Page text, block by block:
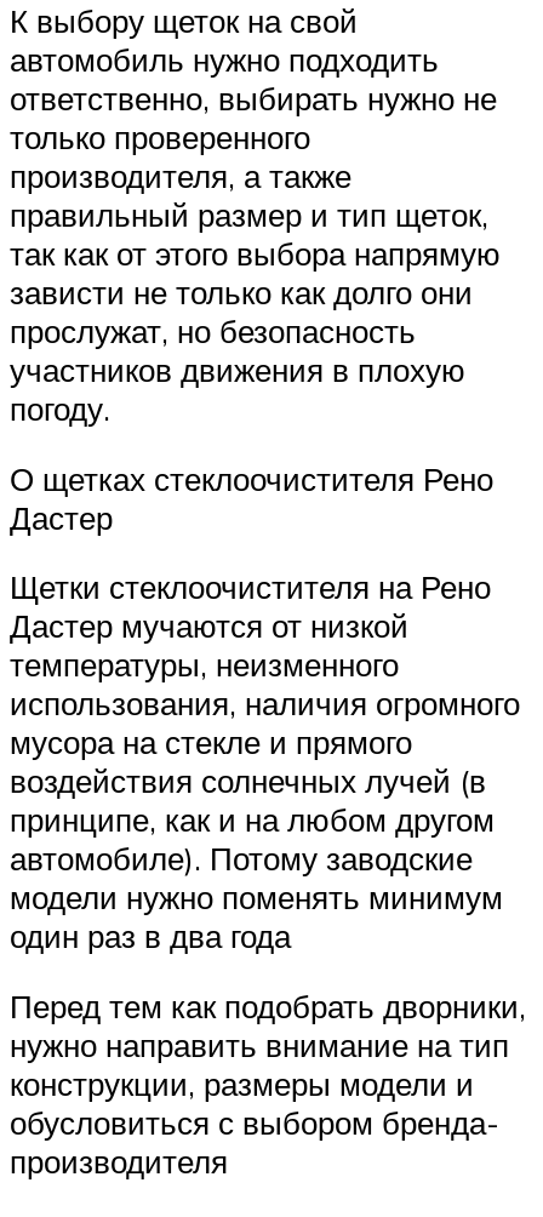
К выбору щеток на свой
автомобиль нужно подходить
ответственно, выбирать нужно не
только проверенного
производителя, а также
правильный размер и тип щеток,
так как от этого выбора напрямую
зависти не только как долго они
прослужат, но безопасность
участников движения в плохую
погоду.
О щетках стеклоочистителя Рено
Дастер
Щетки стеклоочистителя на Рено
Дастер мучаются от низкой
температуры, неизменного
использования, наличия огромного
мусора на стекле и прямого
воздействия солнечных лучей (в
принципе, как и на любом другом
автомобиле). Потому заводские
модели нужно поменять минимум
один раз в два года
Перед тем как подобрать дворники,
нужно направить внимание на тип
конструкции, размеры модели и
обусловиться с выбором бренда-
производителя